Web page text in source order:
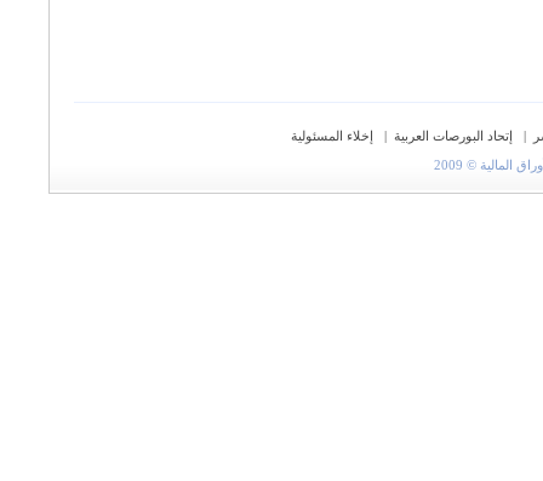
| إتحاد البورصات العربية |
إخلاء المسئولية
© 2009